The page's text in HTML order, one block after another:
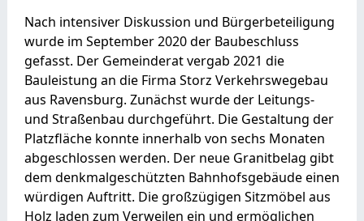
Nach intensiver Diskussion und Bürgerbeteiligung
wurde im September 2020 der Baubeschluss
gefasst. Der Gemeinderat vergab 2021 die
Bauleistung an die Firma Storz Verkehrswegebau
aus Ravensburg. Zunächst wurde der Leitungs-
und Straßenbau durchgeführt. Die Gestaltung der
Platzfläche konnte innerhalb von sechs Monaten
abgeschlossen werden. Der neue Granitbelag gibt
dem denkmalgeschützten Bahnhofsgebäude einen
würdigen Auftritt. Die großzügigen Sitzmöbel aus
Holz laden zum Verweilen ein und ermöglichen